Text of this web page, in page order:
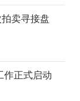
卖寻接盘
作正式启动